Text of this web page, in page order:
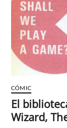
los
niños:
Wizard,
The
Guide
to
Comics
CÓMIC
El
Wizard,